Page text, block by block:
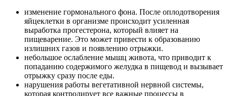
изменение гормонального фона. После оплодотворения
яйцеклетки в организме происходит усиленная
выработка прогестерона, который влияет на
пищеварение. Это может привести к образованию
излишних газов и появлению отрыжки.
небольшое ослабление мышц живота, что приводит к
попаданию содержимого желудка в пищевод и вызывает
отрыжку сразу после еды.
нарушения работы вегетативной нервной системы,
которая контролирует все важные процессы в